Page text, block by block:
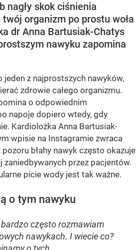
nagły skok ciśnienia
twój organizm po prostu woła
dr Anna Bartusiak-Chatys
nawyku zapomina
jeden z najprostszych nawyków,
zdrowie całego organizmu.
o odpowiednim
napoje dopiero wtedy, gdy
Kardiolożka Anna Bartusiak-
wpisie na Instagramie zwraca
pozoru błahy nawyk często okazuje
zaniedbywanych przez pacjentów.
picie wody jest tak ważne.
o tym nawyku
często rozmawiam
nawykach. I wiecie co?